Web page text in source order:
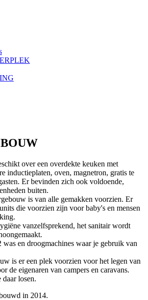
over een overdekte keuken met
inductieplaten, oven, magnetron, gratis te
Er bevinden zich ook voldoende,
buiten.
is van alle gemakken voorzien. Er
die voorzien zijn voor baby's en mensen
vanzelfsprekend, het sanitair wordt
en droogmachines waar je gebruik van
is er een plek voorzien voor het legen van
de eigenaren van campers en caravans.
losen.
in 2014.